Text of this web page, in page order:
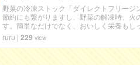
野菜の冷凍ストック「ダイレクトフリージ
節約にも繋がりますし、野菜の解凍時、
す。簡単なだけでなく、おいしく栄養もし
ruru | 229 view